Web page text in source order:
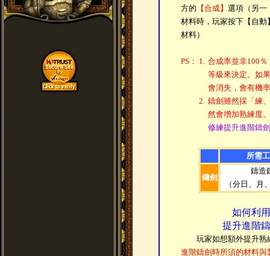
方的 【合成】 選項（另一
材料時，玩家按下【自
材料）
PS： 1. 合成率並非100
等級來決定。如
會消失，會有機
2. 鑄劍雖然採「練
然會增加熟練度
修練提升進階鑄
所需
鑄劍
鑄造
（分日、月
如何利
提升進階
玩家如想額外提升熟
進階鑄劍時所須的材料